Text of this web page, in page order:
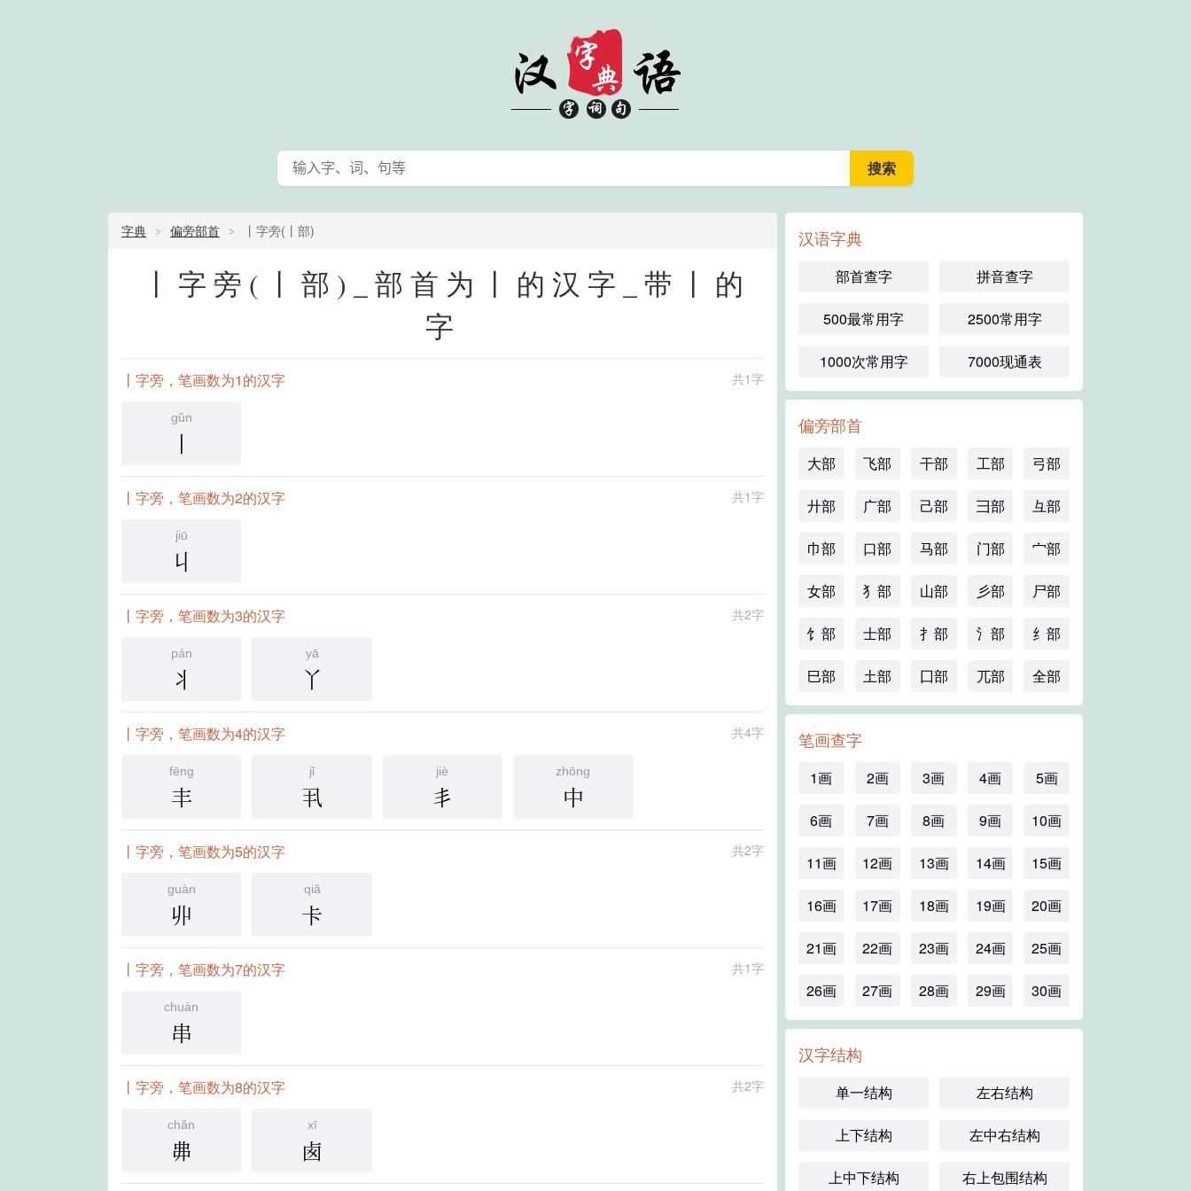
字典 偏旁部首 丨字旁(丨部)
丨字旁(丨部)_部首为丨的汉字_带丨的
字
共1字
丨字旁，笔画数为1的汉字
gǔn
丨
共1字
丨字旁，笔画数为2的汉字
jiū
丩
共2字
丨字旁，笔画数为3的汉字
pán
丬
yā
丫
共4字
丨字旁，笔画数为4的汉字
fēng
丰
jǐ
丮
jiè
丯
zhōng
中
共2字
丨字旁，笔画数为5的汉字
guàn
丱
qiǎ
卡
共1字
丨字旁，笔画数为7的汉字
chuàn
串
共2字
丨字旁，笔画数为8的汉字
chǎn
丳
xī
卥
汉语字典
部首查字 拼音查字
500最常用字 2500常用字
1000次常用字 7000现通表
偏旁部首
大部 飞部 干部 工部 弓部
廾部 广部 己部 彐部 彑部
巾部 口部 马部 门部 宀部
女部 犭部 山部 彡部 尸部
饣部 士部 扌部 氵部 纟部
巳部 土部 囗部 兀部 全部
笔画查字
1画 2画 3画 4画 5画
6画 7画 8画 9画 10画
11画 12画 13画 14画 15画
16画 17画 18画 19画 20画
21画 22画 23画 24画 25画
26画 27画 28画 29画 30画
汉字结构
单一结构 左右结构
上下结构 左中右结构
上中下结构 右上包围结构